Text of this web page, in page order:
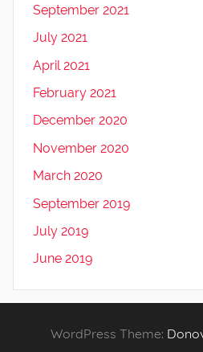
September 2021
July 2021
April 2021
February 2021
December 2020
November 2020
March 2020
September 2019
July 2019
June 2019
WordPress Theme: